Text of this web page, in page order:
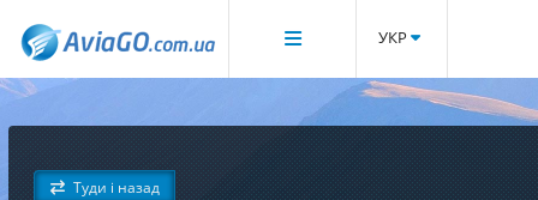
УКР
Туди і назад